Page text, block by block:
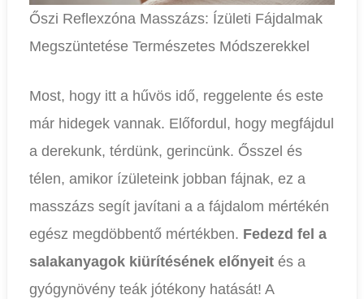
Őszi Reflexzóna Masszázs: Ízületi Fájdalmak
Megszüntetése Természetes Módszerekkel
Most, hogy itt a hűvös idő, reggelente és este
már hidegek vannak. Előfordul, hogy megfájdul
a derekunk, térdünk, gerincünk. Ősszel és
télen, amikor ízületeink jobban fájnak, ez a
masszázs segít javítani a a fájdalom mértékén
egész megdöbbentő mértékben. Fedezd fel a
salakanyagok kiürítésének előnyeit és a
gyógynövény teák jótékony hatását! A